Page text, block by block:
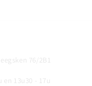
76/2B1
13u30 - 17u